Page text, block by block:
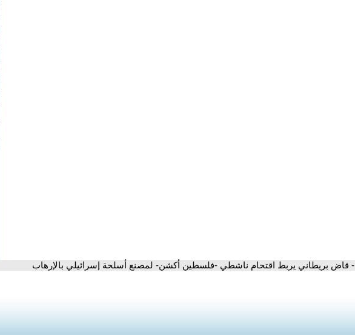
- قاض بريطاني يربط اقتحام ناشطي -فلسطين أكشن- لمصنع أسلحة إسرائيلي بالإرهاب